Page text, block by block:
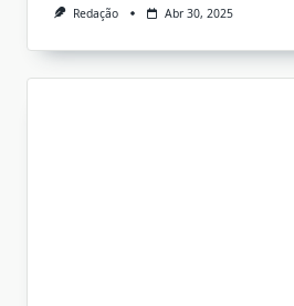
Redação Abr 30, 2025